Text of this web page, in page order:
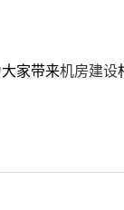
家带来机房建设